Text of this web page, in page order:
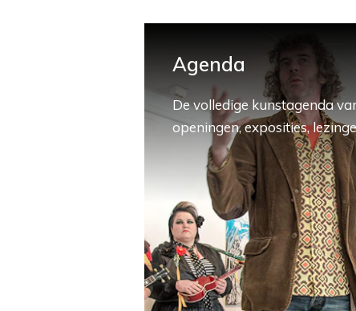
Agenda
De volledige kunstagenda
openingen, exposities,